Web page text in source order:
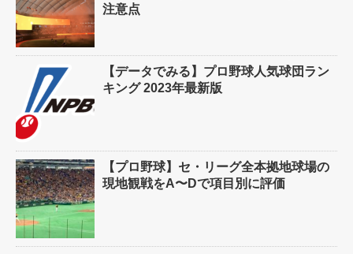
注意点
【データでみる】プロ野球人気球団ラン
キング 2023年最新版
【プロ野球】セ・リーグ全本拠地球場の
現地観戦をA〜Dで項目別に評価